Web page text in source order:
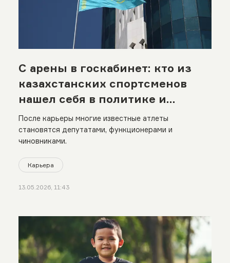
С арены в госкабинет: кто из
казахстанских спортсменов
нашел себя в политике и
управлении
После карьеры многие известные атлеты
становятся депутатами, функционерами и
чиновниками.
Карьера
13.05.2026, 11:43